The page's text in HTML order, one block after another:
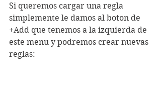
Si queremos cargar una regla
simplemente le damos al boton de
+Add que tenemos a la izquierda de
este menu y podremos crear nuevas
reglas: